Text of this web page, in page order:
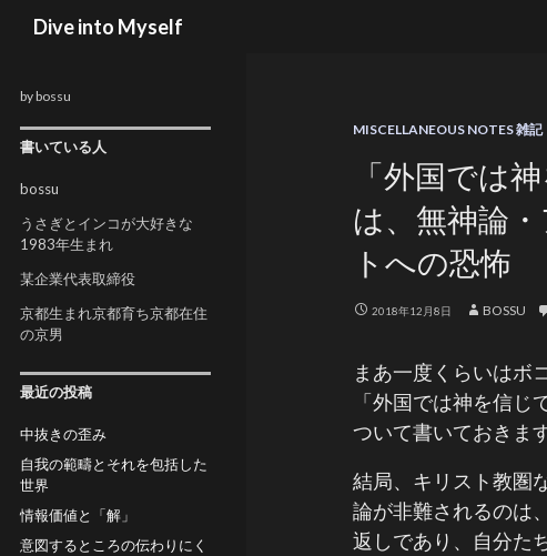
Dive into Myself
検索
MISCELLANEOUS NOTES 雑記
「外国では
は、無神論
トへの恐怖
2018年12月8日 BOSSU
まあ一度くらいはボ
「外国では神を信
ついて書いておきます
結局、キリスト教圏
論が非難されるのは
返しであり、自分た
by bossu
書いている人
bossu
うさぎとインコが大好きな
1983年生まれ
某企業代表取締役
京都生まれ京都育ち京都在住
の京男
最近の投稿
中抜きの歪み
自我の範疇とそれを包括した
世界
情報価値と「解」
意図するところの伝わりにく